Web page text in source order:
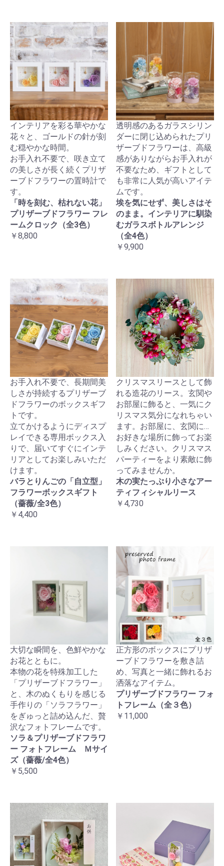
インテリアを彩る華やかな
花々と、ゴールドの針が刻
む穏やかな時間。
お手入れ不要で、咲き立て
の美しさが長く続くプリザ
ーブドフラワーの置時計で
す。
「時を刻む、枯れない花」
プリザーブドフラワー フレ
ームクロック（全3色）
￥8,800
透明感のあるガラスシリン
ダーに閉じ込められたプリ
ザーブドフラワーは、高級
感がありながらお手入れが
不要なため、ギフトとして
も非常に人気が高いアイテ
ムです。
埃を気にせず、美しさはそ
のまま。インテリアに馴染
むガラスボトルアレンジ
（全4色）
￥9,900
お手入れ不要で、長期間美
しさが持続するプリザーブ
ドフラワーのボックスギフ
トです。
立てかけるようにディスプ
レイできる専用ボックス入
りで、届いてすぐにインテ
リアとしてお楽しみいただ
けます。
バラとりんごの「自立型」
フラワーボックスギフト
（薔薇/全3色）
￥4,400
クリスマスリースとして飾
れる造花のリース。玄関や
お部屋に飾ると、一気にク
リスマス気分になれちゃい
ます。お部屋に、玄関に…
お好きな場所に飾ってお楽
しみください。クリスマス
パーティーをより素敵に飾
ってみませんか。
木の実たっぷり小さなアー
ティフィシャルリース
￥4,730
大切な瞬間を、色鮮やかな
お花とともに。
本物の花を特殊加工した
「プリザーブドフラワー」
と、木のぬくもりを感じる
手作りの「ソラフラワー」
をぎゅっと詰め込んだ、贅
沢なフォトフレームです。
ソラ＆プリザーブドフラワ
ー フォトフレーム Ｍサイ
ズ（薔薇/全4色）
￥5,500
正方形のボックスにプリザ
ーブドフラワーを敷き詰
め、写真と一緒に飾れるお
洒落なアイテム。
プリザーブドフラワー フォ
トフレーム（全３色）
￥11,000